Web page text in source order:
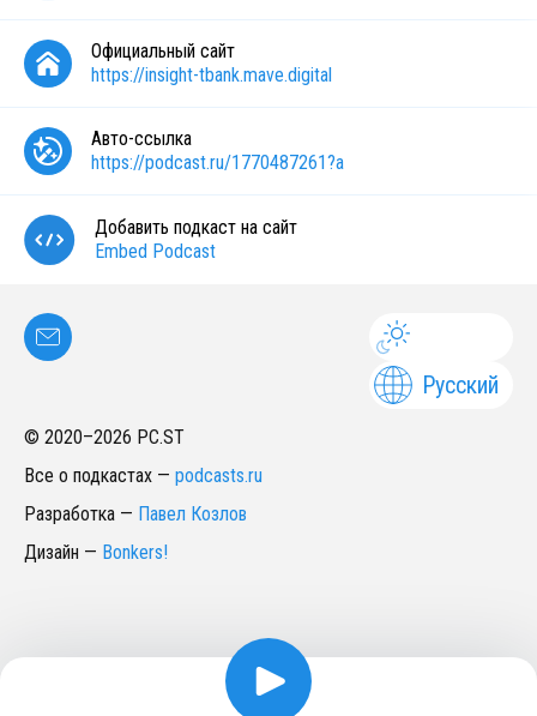
Официальный сайт
https://insight-tbank.mave.digital
Авто-ссылка
https://podcast.ru/1770487261?a
Добавить подкаст на сайт
Embed Podcast
Русский
© 2020–2026 PC.ST
Все о подкастах — podcasts.ru
Разработка — Павел Козлов
Дизайн — Bonkers!